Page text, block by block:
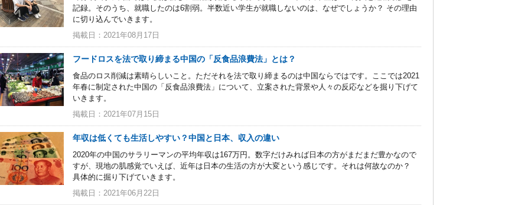
記録。そのうち、就職したのは6割弱。半数近い学生が就職しないのは、なぜでしょうか？ その理由
に切り込んでいきます。
掲載日：2021年08月17日
フードロスを法で取り締まる中国の「反食品浪費法」とは？
食品のロス削減は素晴らしいこと。ただそれを法で取り締まるのは中国ならではです。ここでは2021
年春に制定された中国の「反食品浪費法」について、立案された背景や人々の反応などを掘り下げて
いきます。
掲載日：2021年07月15日
年収は低くても生活しやすい？中国と日本、収入の違い
2020年の中国のサラリーマンの平均年収は167万円。数字だけみれば日本の方がまだまだ豊かなので
すが、現地の肌感覚でいえば、近年は日本の生活の方が大変という感じです。それは何故なのか？
具体的に掘り下げていきます。
掲載日：2021年06月22日